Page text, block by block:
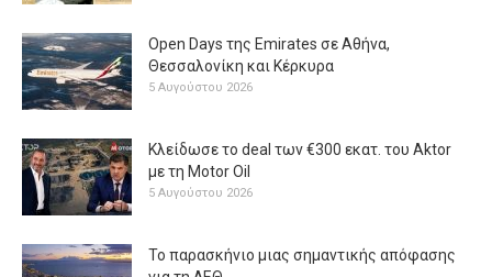
Open Days της Emirates σε Αθήνα,
Θεσσαλονίκη και Κέρκυρα
5 Αυγούστου 2026
Κλείδωσε το deal των €300 εκατ. του Aktor
με τη Μotor Oil
5 Αυγούστου 2026
Το παρασκήνιο μιας σημαντικής απόφασης